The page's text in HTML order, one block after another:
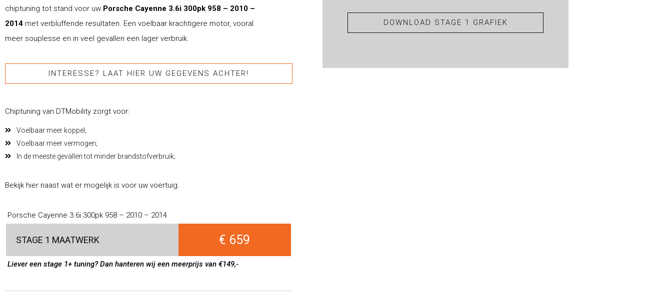
chiptuning tot stand voor uw Porsche Cayenne 3.6i 300pk 958 – 2010 –
2014 met verbluffende resultaten. Een voelbaar krachtigere motor, vooral
meer souplesse en in veel gevallen een lager verbruik.
INTERESSE? LAAT HIER UW GEGEVENS ACHTER!
Chiptuning van DTMobility zorgt voor:
Voelbaar meer koppel;
Voelbaar meer vermogen;
In de meeste gevallen tot minder brandstofverbruik;
Bekijk hier naast wat er mogelijk is voor uw voertuig.
Porsche Cayenne 3.6i 300pk 958 – 2010 – 2014
STAGE 1 MAATWERK € 659
Liever een stage 1+ tuning? Dan hanteren wij een meerprijs van €149,-
DOWNLOAD STAGE 1 GRAFIEK